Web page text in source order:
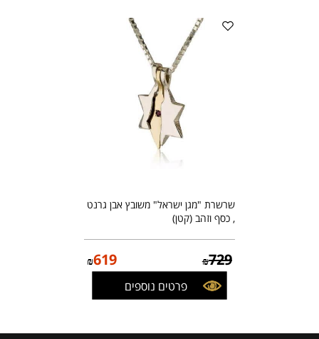
שרשרת "מגן ישראל" משובץ אבן גרנט
, כסף וזהב (קטן)
₪729
₪619
פרטים נוספים